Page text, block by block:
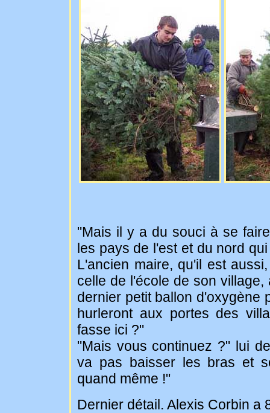
"Mais il y a du souci à se
les pays de l'est et du nord
L'ancien maire, qu'il est
celle de l'école de son
dernier petit ballon d'oxygène
hurleront aux portes des
fasse ici ?"
"Mais vous continuez ?" lui
va pas baisser les bras et
quand même !"
Dernier détail. Alexis Corbin a